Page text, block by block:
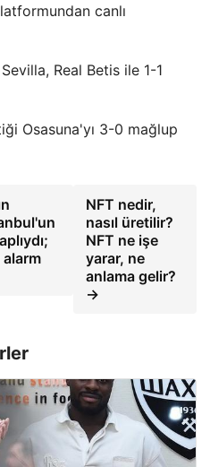
canlı
Real Betis ile 1-1
Osasuna'yı 3-0 mağlup
alarm
NFT nedir,
nasıl üretilir?
NFT ne işe
yarar, ne
anlama gelir?
→